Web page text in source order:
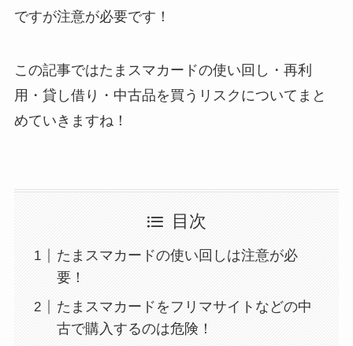
ですが注意が必要です！
この記事ではたまスマカードの使い回し・再利
用・貸し借り・中古品を買うリスクについてまと
めていきますね！
目次
たまスマカードの使い回しは注意が必
要！
たまスマカードをフリマサイトなどの中
古で購入するのは危険！